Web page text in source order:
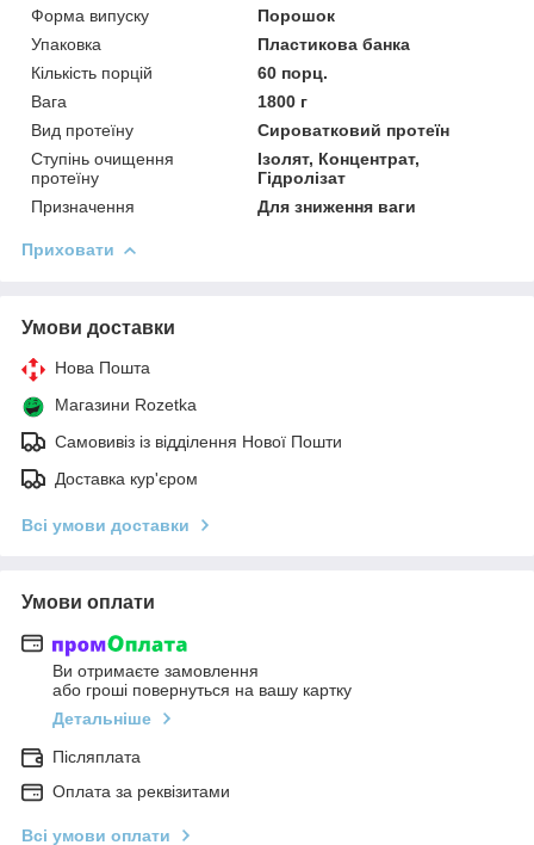
Форма випуску
Порошок
Упаковка
Пластикова банка
Кількість порцій
60 порц.
Вага
1800 г
Вид протеїну
Сироватковий протеїн
Ступінь очищення
протеїну
Ізолят, Концентрат,
Гідролізат
Призначення
Для зниження ваги
Приховати
Умови доставки
Нова Пошта
Магазини Rozetka
Самовивіз із відділення Нової Пошти
Доставка кур'єром
Всі умови доставки
Умови оплати
Ви отримаєте замовлення
або гроші повернуться на вашу картку
Детальніше
Післяплата
Оплата за реквізитами
Всі умови оплати